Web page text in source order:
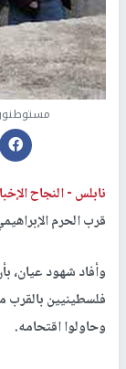
نابلس -النجاح
قرب الحرم
وأفاد شهود عيان،
فلسطينيين بالقرب
وحاولوا اقتحامه.